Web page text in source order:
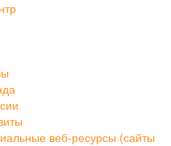
веб-ресурсы (сайты